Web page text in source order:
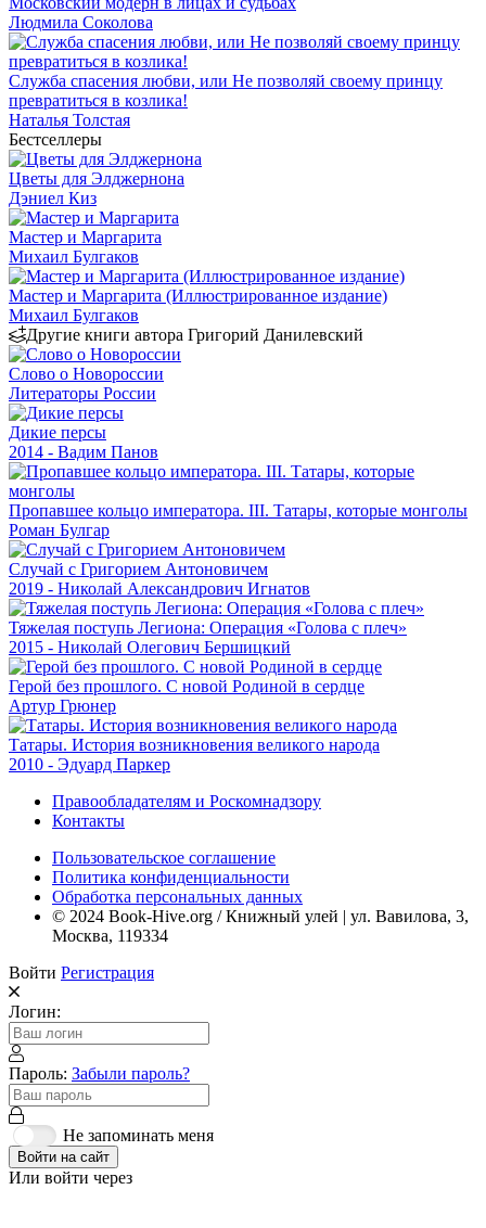
Людмила Соколова
Служба спасения любви, или Не позволяй своему принцу
превратиться в козлика!
Наталья Толстая
Бестселлеры
Цветы для Элджернона
Дэниел Киз
Мастер и Маргарита
Михаил Булгаков
Мастер и Маргарита (Иллюстрированное издание)
Михаил Булгаков
Другие книги автора Григорий Данилевский
Слово о Новороссии
Литераторы России
Дикие персы
2014 - Вадим Панов
Пропавшее кольцо императора. III. Татары, которые монголы
Роман Булгар
Случай с Григорием Антоновичем
2019 - Николай Александрович Игнатов
Тяжелая поступь Легиона: Операция «Голова с плеч»
2015 - Николай Олегович Бершицкий
Герой без прошлого. С новой Родиной в сердце
Артур Грюнер
Татары. История возникновения великого народа
2010 - Эдуард Паркер
Правообладателям и Роскомнадзору
Контакты
Пользовательское соглашение
Политика конфиденциальности
Обработка персональных данных
© 2024 Book-Hive.org / Книжный улей | ул. Вавилова, 3,
Москва, 119334
Войти Регистрация
Логин:
Пароль: Забыли пароль?
Не запоминать меня
Войти на сайт
Или войти через